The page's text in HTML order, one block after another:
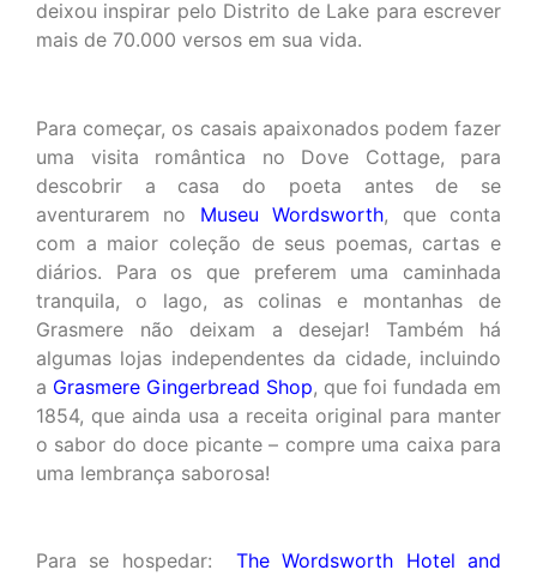
deixou inspirar pelo Distrito de Lake para escrever
mais de 70.000 versos em sua vida.
Para começar, os casais apaixonados podem fazer
uma visita romântica no Dove Cottage, para
descobrir a casa do poeta antes de se
aventurarem no Museu Wordsworth, que conta
com a maior coleção de seus poemas, cartas e
diários. Para os que preferem uma caminhada
tranquila, o lago, as colinas e montanhas de
Grasmere não deixam a desejar! Também há
algumas lojas independentes da cidade, incluindo
a Grasmere Gingerbread Shop, que foi fundada em
1854, que ainda usa a receita original para manter
o sabor do doce picante – compre uma caixa para
uma lembrança saborosa!
Para se hospedar:The Wordsworth Hotel and